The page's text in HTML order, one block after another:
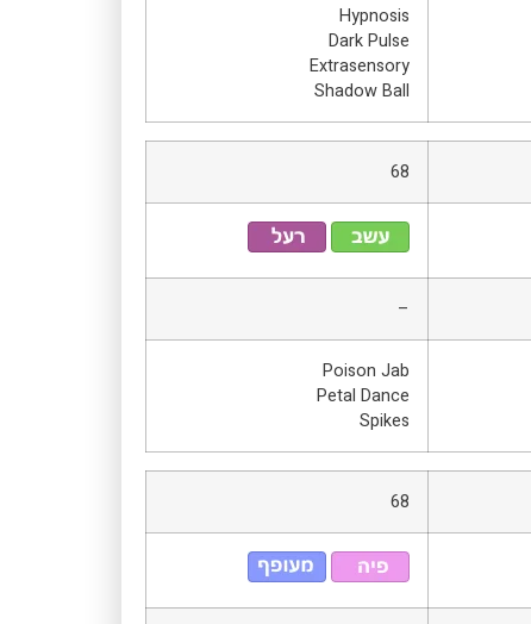
Hypnosis
Dark Pulse
Extrasensory
Shadow Ball
68
–
Poison Jab
Petal Dance
Spikes
68